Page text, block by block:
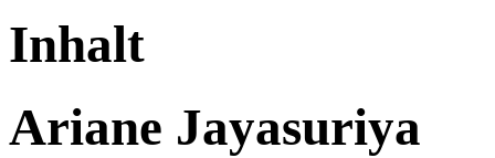
Inhalt
Ariane Jayasuriya